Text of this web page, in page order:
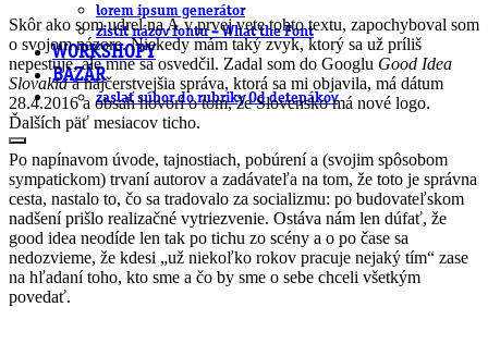
lorem ipsum generátor
zistiť názov fontu – What the Font
WORKSHOPY
BAZÁR
zaslať súbor do rubriky Od detepákov
Skôr ako som udrel na A v prvej vete tohto textu, zapochyboval som
o svojom názore. Niekedy mám taký zvyk, ktorý sa už príliš
nepestuje, ale mne sa osvedčil. Zadal som do Googlu Good Idea
Slovakiaa najčerstvejšia správa, ktorá sa mi objavila, má dátum
28.4.2016 a obsah hovorí o tom, že Slovensko má nové logo.
Ďalších päť mesiacov ticho.
Po napínavom úvode, tajnostiach, pobúrení a (svojim spôsobom
sympatickom) trvaní autorov a zadávateľa na tom, že toto je správna
cesta, nastalo to, čo sa tradovalo za socializmu: po budovateľskom
nadšení prišlo realizačné vytriezvenie. Ostáva nám len dúfať, že
good idea neodíde len tak po tichu zo scény a o po čase sa
nedozvieme, že kdesi „už niekoľko rokov pracuje nejaký tím“ zase
na hľadaní toho, kto sme a čo by sme o sebe chceli všetkým
povedať.